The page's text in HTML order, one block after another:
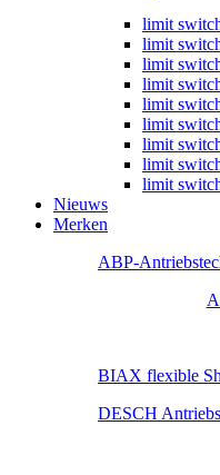
limit
limit
limit
limit
limit
limit
limit
limit
limit
Nieuws
Merken
ABP-
BIAX flexible
DESCH